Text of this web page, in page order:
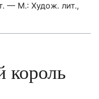
— М.: Худож. лит.,
король